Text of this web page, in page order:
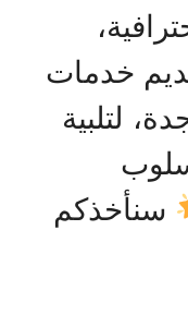
خدمات
لتلبية
سنأخذكم